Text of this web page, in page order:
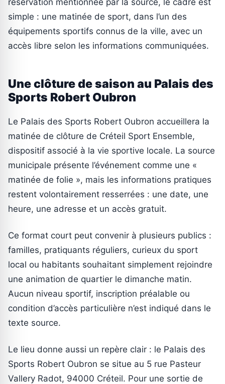
simple : une matinée de sport, dans l’un des
équipements sportifs connus de la ville, avec un
accès libre selon les informations communiquées.
Une clôture de saison au Palais des
Sports Robert Oubron
Le Palais des Sports Robert Oubron accueillera la
matinée de clôture de Créteil Sport Ensemble,
dispositif associé à la vie sportive locale. La source
municipale présente l’événement comme une «
matinée de folie », mais les informations pratiques
restent volontairement resserrées : une date, une
heure, une adresse et un accès gratuit.
Ce format court peut convenir à plusieurs publics :
familles, pratiquants réguliers, curieux du sport
local ou habitants souhaitant simplement rejoindre
une animation de quartier le dimanche matin.
Aucun niveau sportif, inscription préalable ou
condition d’accès particulière n’est indiqué dans le
texte source.
Le lieu donne aussi un repère clair : le Palais des
Sports Robert Oubron se situe au 5 rue Pasteur
Vallery Radot, 94000 Créteil. Pour une sortie de